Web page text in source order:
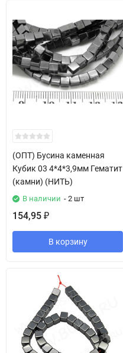
(ОПТ) Бусина каменная
Кубик 03 4*4*3,9мм Гематит
(камни) (НИТЬ)
В наличии - 2 шт
154,95 ₽
В корзину